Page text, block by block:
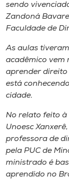
Unoesc
Store
Selecione
o idioma
A+
A-
sendo
Zandoná
Faculdade de
As aulas
acadêmico vem
aprender direito
está
cidade.
No relato feito à
Unoesc
professora de
pela PUC de
ministrado é
aprendido no